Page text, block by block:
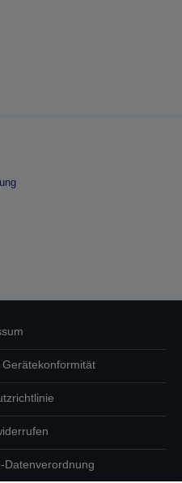
Datenverordnung